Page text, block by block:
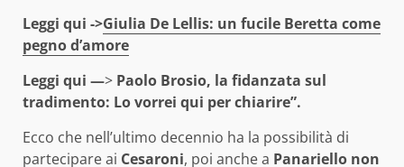
Leggi qui ->Giulia De Lellis: un fucile Beretta come
pegno d’amore
Leggi qui —> Paolo Brosio, la fidanzata sul
tradimento: Lo vorrei qui per chiarire”.
Ecco che nell’ultimo decennio ha la possibilità di
partecipare ai Cesaroni, poi anche a Panariello non